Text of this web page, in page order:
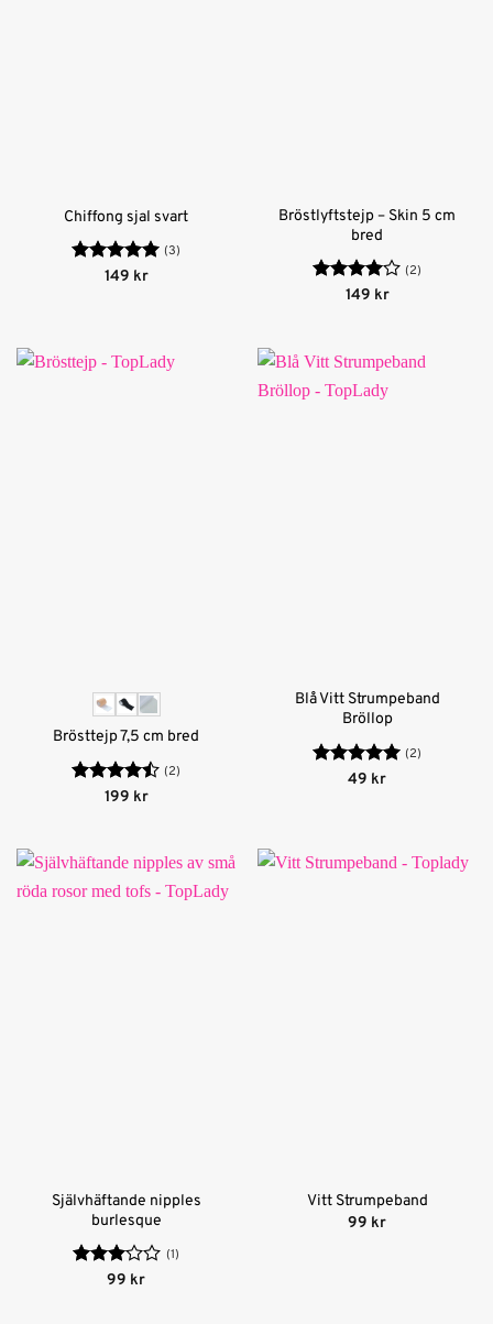
Chiffong sjal svart
Betygsatt5
(3)
149 kr
Bröstlyftstejp – Skin 5 cm
bred
Betygsatt
(2)
149 kr
Brösttejp 7,5 cm bred
Betygsatt
(2)
199 kr
Blå Vitt Strumpeband
Bröllop
Betygsatt5
(2)
49 kr
Självhäftande nipples
burlesque
Betygsatt
(1)
99 kr
Vitt Strumpeband
99 kr